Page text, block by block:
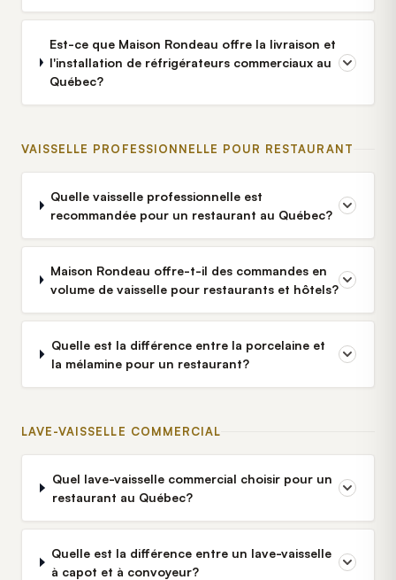
Est-ce que Maison Rondeau offre la livraison et
l'installation de réfrigérateurs commerciaux au
Québec?
VAISSELLE PROFESSIONNELLE POUR RESTAURANT
Quelle vaisselle professionnelle est
recommandée pour un restaurant au Québec?
Maison Rondeau offre-t-il des commandes en
volume de vaisselle pour restaurants et hôtels?
Quelle est la différence entre la porcelaine et
la mélamine pour un restaurant?
LAVE-VAISSELLE COMMERCIAL
Quel lave-vaisselle commercial choisir pour un
restaurant au Québec?
Quelle est la différence entre un lave-vaisselle
à capot et à convoyeur?